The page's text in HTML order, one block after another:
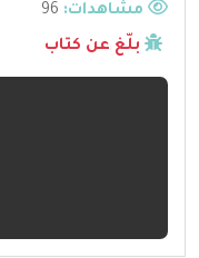
مشاهدات:
بلّغ عن كتاب